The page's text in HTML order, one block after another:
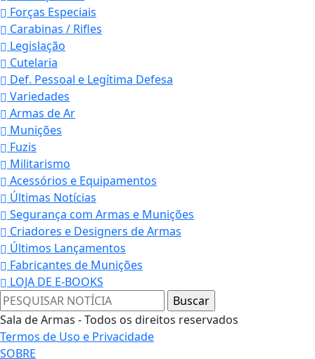
Forças Especiais
Carabinas / Rifles
Legislação
Cutelaria
Def. Pessoal e Legítima Defesa
Variedades
Armas de Ar
Munições
Fuzis
Militarismo
Acessórios e Equipamentos
Últimas Notícias
Segurança com Armas e Munições
Criadores e Designers de Armas
Últimos Lançamentos
Fabricantes de Munições
LOJA DE E-BOOKS
Sala de Armas - Todos os direitos reservados
Termos de Uso e Privacidade
SOBRE
Termos de Uso e Privacidade
Esse site utiliza cookies para melhorar sua
experiência de navegação. Ao continuar o acesso,